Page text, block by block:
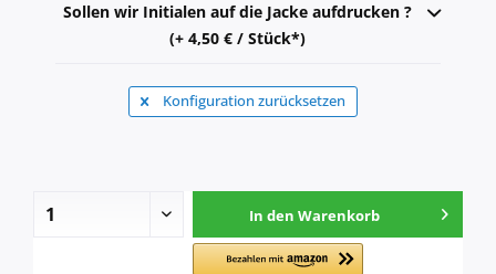
Sollen wir Initialen auf die Jacke aufdrucken ?
(+ 4,50 € / Stück*)
Konfiguration zurücksetzen
In den Warenkorb